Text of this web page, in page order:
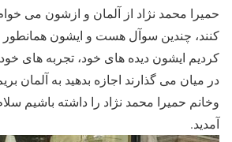
حمیرا محمد نژاد از آلمان و ازشون می
کنند، چندین سوآل هست و ایشون همانطور
کردیم ایشون دیده های خود، تجربه های
در میان می گذارند اجازه بدهید به آلمان
وخانم حمیرا محمد نژاد را داشته باشیم
آمدید.